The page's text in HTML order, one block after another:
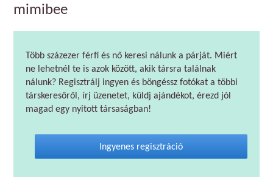
mimibee
Több százezer férfi és nő keresi nálunk a párját. Miért
ne lehetnél te is azok között, akik társra találnak
nálunk? Regisztrálj ingyen és böngéssz fotókat a többi
társkeresőről, írj üzenetet, küldj ajándékot, érezd jól
magad egy nyitott társaságban!
Ingyenes regisztráció